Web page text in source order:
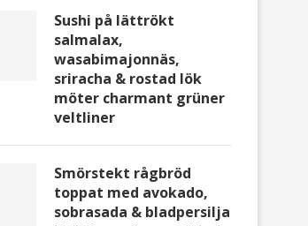
Sushi på lättrökt
salmalax,
wasabimajonnäs,
sriracha & rostad lök
möter charmant grüner
veltliner
Smörstekt rågbröd
toppat med avokado,
sobrasada & bladpersilja